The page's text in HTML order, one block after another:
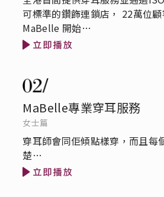
可標準的鑽飾連鎖店， 22萬位
MaBelle 開始…
MaBelle專業穿耳服務
女士篇
穿耳師會同佢傾點樣穿，而且每
楚…